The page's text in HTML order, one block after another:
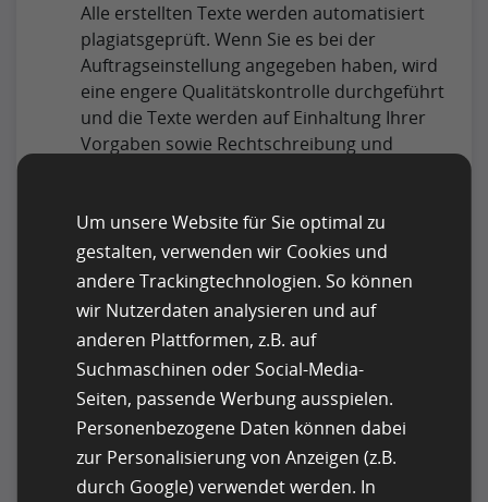
Alle erstellten Texte werden automatisiert
plagiatsgeprüft. Wenn Sie es bei der
Auftragseinstellung angegeben haben, wird
eine engere Qualitätskontrolle durchgeführt
und die Texte werden auf Einhaltung Ihrer
Vorgaben sowie Rechtschreibung und
Abnahme und Download der Texte
Sobald die Texte fertig sind, erhalten Sie eine
Nachricht zur Abnahme. In Ihrem
Kundenkonto können Sie die Texte ansehen,
freigeben, bewerten und im Anschluss
gesammelt oder auch einzeln im
gewünschten Dateiformat downloaden.
Beim Einsatz einer API werden die fertigen
Texte direkt in Ihr CMS übertragen.
Um unsere Website für Sie optimal zu
gestalten, verwenden wir Cookies und
andere Trackingtechnologien. So können
wir Nutzerdaten analysieren und auf
anderen Plattformen, z.B. auf
Suchmaschinen oder Social-Media-
Seiten, passende Werbung ausspielen.
Personenbezogene Daten können dabei
zur Personalisierung von Anzeigen (z.B.
durch Google) verwendet werden. In